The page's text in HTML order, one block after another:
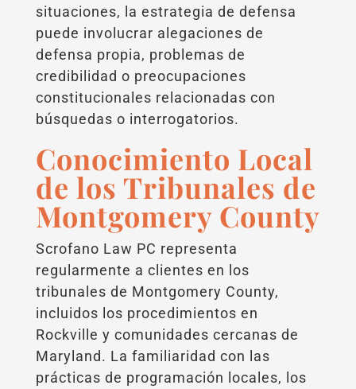
situaciones, la estrategia de defensa
puede involucrar alegaciones de
defensa propia, problemas de
credibilidad o preocupaciones
constitucionales relacionadas con
búsquedas o interrogatorios.
Conocimiento Local
de los Tribunales de
Montgomery County
Scrofano Law PC representa
regularmente a clientes en los
tribunales de Montgomery County,
incluidos los procedimientos en
Rockville y comunidades cercanas de
Maryland. La familiaridad con las
prácticas de programación locales, los